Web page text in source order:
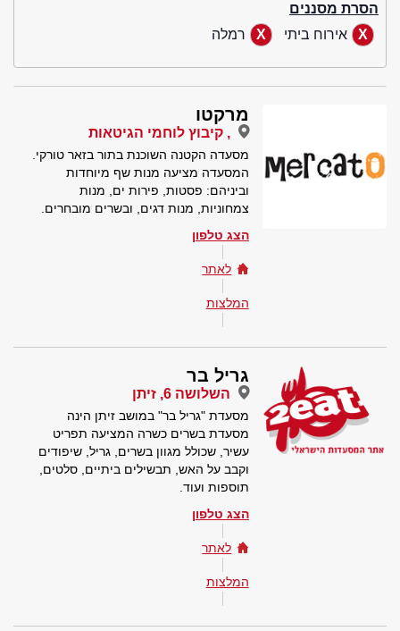
הסרת מסננים
אירוח ביתי
רמלה
מרקטו
, קיבוץ לוחמי הגיטאות
מסעדה הקטנה השוכנת בתור בזאר טורקי.
המסעדה מציעה מנות שף מיוחדות
וביניהם: פסטות, פירות ים, מנות
צמחוניות, מנות דגים, ובשרים מובחרים.
הצג טלפון
לאתר
המלצות
גריל בר
השלושה 6, זיתן
מסעדת "גריל בר" במושב זיתן הינה
מסעדת בשרים כשרה המציעה תפריט
עשיר, שכולל מגוון בשרים, גריל, שיפודים
וקבב על האש, תבשילים ביתיים, סלטים,
תוספות ועוד.
הצג טלפון
לאתר
המלצות